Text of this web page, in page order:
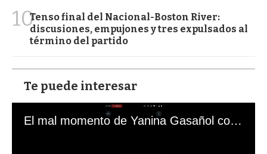
10Tenso final del Nacional-Boston River:
discusiones, empujones y tres expulsados al
término del partido
Te puede interesar
El mal momento de Yanina Gasañol con un hincha argentino en "Subrayado"